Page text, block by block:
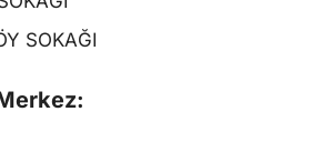
SOKAĞI